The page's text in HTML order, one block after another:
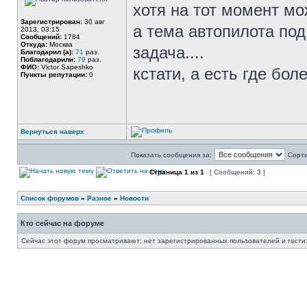
Зарегистрирован: 30 авг
2013, 03:15
Сообщений: 1784
Откуда: Москва
Благодарил (а): 71 раз.
Поблагодарили: 79 раз.
ФИО: Victor Sapeshko
Пункты репутации: 0
хотя на тот момент
а тема автопилота
задача....
кстати, а есть где
Вернуться наверх
Показать сообщения за:
Страница 1 из 1 [ Сообщений: 3 ]
Список форумов » Разное » Новости
Кто сейчас на форуме
Сейчас этот форум просматривают: нет зарегистрированных пользователей и